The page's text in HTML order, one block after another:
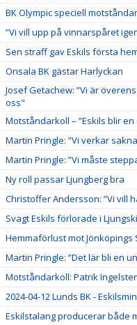
BK Olympic speciell
”Vi vill upp på vinnarspåret
Sen straff gav Eskils första
Onsala BK gästar Harlyckan
Josef Getachew: ”Vi är
oss"
Motståndarkoll – ”Eskils blir
Martin Pringle: ”Vi verkar
Martin Pringle: ”Vi måste
Ny roll passar Ljungberg bra
Christoffer Andersson: ”Vi vill
Svagt Eskils förlorade i
Hemmaförlust mot Jönköpings
Martin Pringle: ”Det lär bli en
Motståndarkoll: Patrik
2024-04-12 Lunds BK -
Eskilstalang producerar både